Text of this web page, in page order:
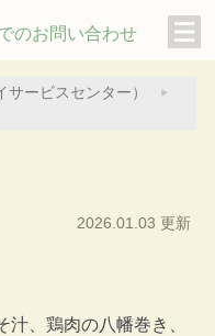
ービスセンター）
2026.01.03 更新
、鶏肉の八幡巻き、